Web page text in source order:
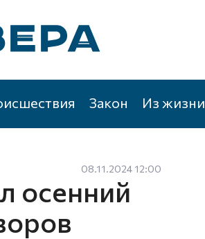
Закон Из жизни
08.11.2024 12:00
осенний